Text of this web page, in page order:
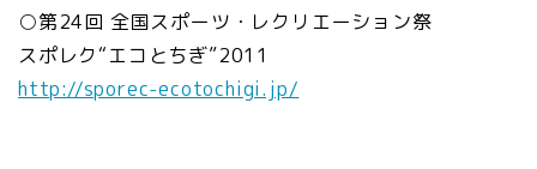
○第24回 全国スポーツ・レクリエーション祭
スポレク“エコとちぎ”2011
http://sporec-ecotochigi.jp/